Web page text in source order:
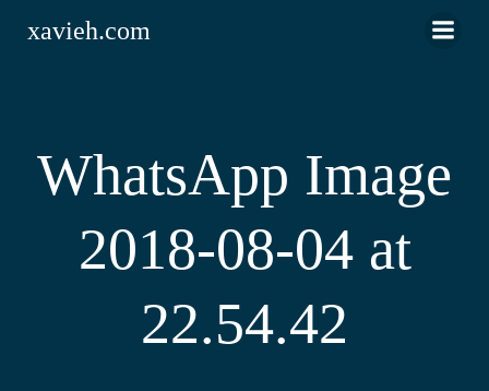
xavieh.com
WhatsApp Image
2018-08-04 at
22.54.42